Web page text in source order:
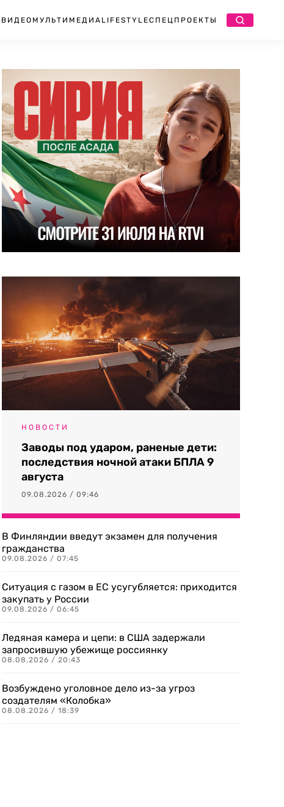
ВИДЕО МУЛЬТИМЕДИА LIFESTYLEСПЕЦПРОЕКТЫ
НОВОСТИ
Заводы под ударом, раненые дети:
последствия ночной атаки БПЛА 9
августа
09.08.2026 / 09:46
В Финляндии введут экзамен для получения
гражданства
09.08.2026 / 07:45
Ситуация с газом в ЕС усугубляется: приходится
закупать у России
09.08.2026 / 06:45
Ледяная камера и цепи: в США задержали
запросившую убежище россиянку
08.08.2026 / 20:43
Возбуждено уголовное дело из-за угроз
создателям «Колобка»
08.08.2026 / 18:39